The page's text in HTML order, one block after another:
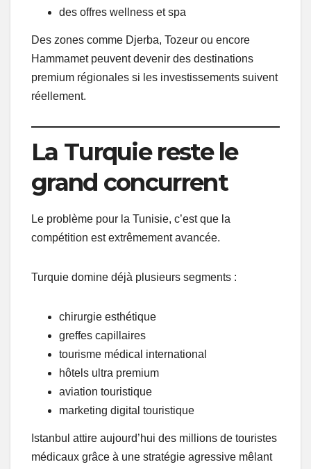
des offres wellness et spa
Des zones comme Djerba, Tozeur ou encore
Hammamet peuvent devenir des destinations
premium régionales si les investissements suivent
réellement.
La Turquie reste le
grand concurrent
Le problème pour la Tunisie, c’est que la
compétition est extrêmement avancée.
Turquie domine déjà plusieurs segments :
chirurgie esthétique
greffes capillaires
tourisme médical international
hôtels ultra premium
aviation touristique
marketing digital touristique
Istanbul attire aujourd’hui des millions de touristes
médicaux grâce à une stratégie agressive mêlant